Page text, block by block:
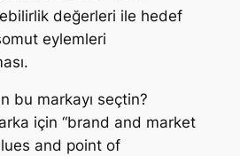
değerleri ile hedef
eylemleri
bu markayı seçtin?
için “brand and market
and point of